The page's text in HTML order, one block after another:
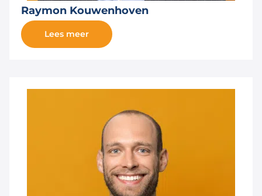
Raymon Kouwenhoven
Lees meer